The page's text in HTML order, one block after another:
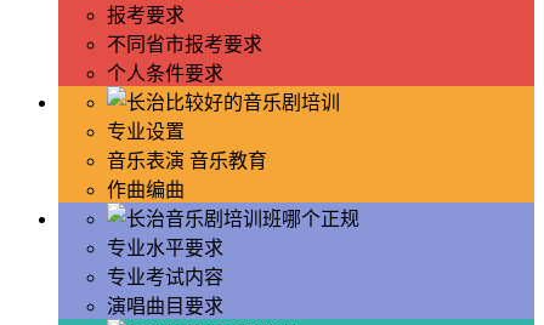
报考要求
不同省市报考要求
个人条件要求
专业设置
音乐表演 音乐教育
作曲编曲
专业水平要求
专业考试内容
演唱曲目要求